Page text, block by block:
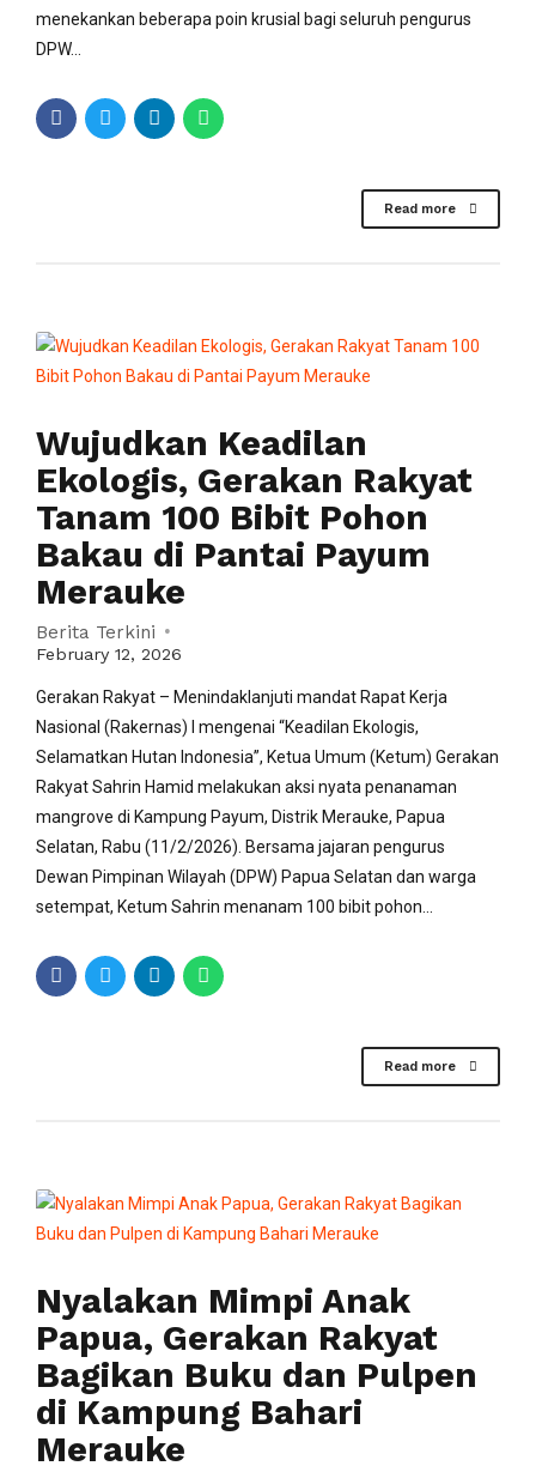
menekankan beberapa poin krusial bagi seluruh pengurus
DPW...
Read more
Wujudkan Keadilan
Ekologis, Gerakan Rakyat
Tanam 100 Bibit Pohon
Bakau di Pantai Payum
Merauke
Berita Terkini
February 12, 2026
Gerakan Rakyat – Menindaklanjuti mandat Rapat Kerja
Nasional (Rakernas) I mengenai “Keadilan Ekologis,
Selamatkan Hutan Indonesia”, Ketua Umum (Ketum) Gerakan
Rakyat Sahrin Hamid melakukan aksi nyata penanaman
mangrove di Kampung Payum, Distrik Merauke, Papua
Selatan, Rabu (11/2/2026). Bersama jajaran pengurus
Dewan Pimpinan Wilayah (DPW) Papua Selatan dan warga
setempat, Ketum Sahrin menanam 100 bibit pohon...
Read more
Nyalakan Mimpi Anak
Papua, Gerakan Rakyat
Bagikan Buku dan Pulpen
di Kampung Bahari
Merauke